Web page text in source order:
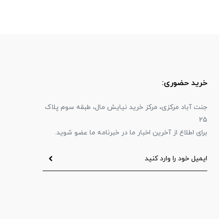
خرید حضوری:
جنت آباد مرکزی، مرکز خرید نیایش مال، طبقه سوم پلاک
25
برای اطلاع از آخرین اخبار ما در خبرنامه ما عضو شوید.